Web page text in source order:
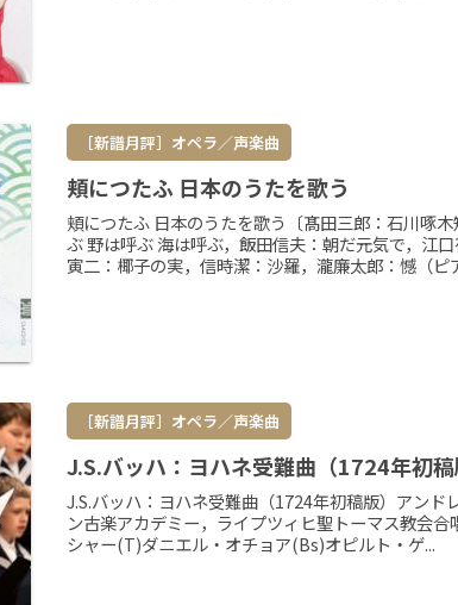
［新譜月評］オペラ／声楽曲
頬につたふ 日本のうたを歌う
頬につたふ 日本のうたを歌う〔髙田三郎：石川啄
ぶ 野は呼ぶ 海は呼ぶ，飯田信夫：朝だ元気で，江
寅二：椰子の実，信時潔：沙羅，瀧廉太郎：憾（ピ
［新譜月評］オペラ／声楽曲
J.S.バッハ：ヨハネ受難曲（1724年初稿
J.S.バッハ：ヨハネ受難曲（1724年初稿版）アンド
ン古楽アカデミー，ライプツィヒ聖トーマス教会合
シャー(T)ダニエル・オチョア(Bs)オピルト・ゲ...